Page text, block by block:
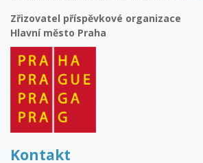
Zřizovatel příspěvkové organizace
Hlavní město Praha
Kontakt